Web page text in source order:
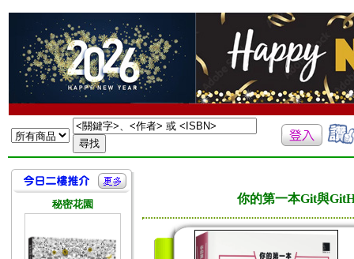
秘密花園 你的第一本Git與